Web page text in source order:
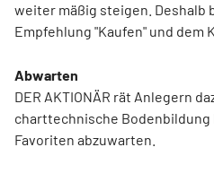
weiter mäßig steigen. Deshalb
Empfehlung "Kaufen" und dem
Abwarten
DER AKTIONÄR rät Anlegern
charttechnische
Favoriten abzuwarten.